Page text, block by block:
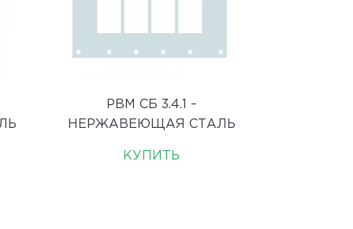
РВМ СБ 3.4.1 –
НЕРЖАВЕЮЩАЯ СТАЛЬ
КУПИТЬ